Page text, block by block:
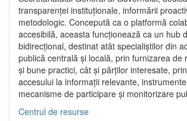
transparenței instituționale, informării
metodologic. Concepută ca o platformă
accesibilă, aceasta funcționează ca un hub
bidirecțional, destinat atât specialiștilor din
publică centrală și locală, prin furnizarea de
și bune practici, cât și părților interesate,
accesului la informații relevante,
mecanisme de participare și monitorizare
Centrul de resurse